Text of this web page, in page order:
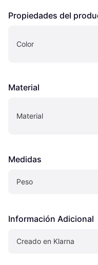
Propiedades del
Color
Material
Material
Medidas
Peso
Información Adicional
Creado en Klarna